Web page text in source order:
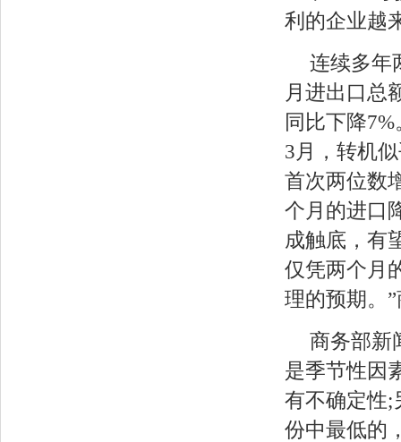
利的企业越
连续多年
月进出口总
同比下降
3月，转机
首次两位数
个月的进口
成触底，有
仅凭两个月
理的预期。
商务部新
是季节性因
有不确定性;
份中最低的